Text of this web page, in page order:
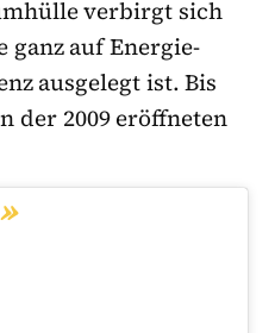
verbirgt sich
auf Energie-
ausgelegt ist. Bis
der 2009 eröffneten